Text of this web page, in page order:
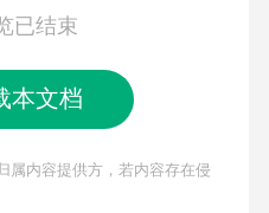
已结束
本文档
属内容提供方，若内容存在侵